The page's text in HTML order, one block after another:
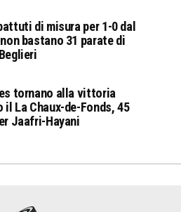
di misura per 1-0 dal
bastano 31 parate di
tornano alla vittoria
il La Chaux-de-Fonds, 45
Jaafri-Hayani